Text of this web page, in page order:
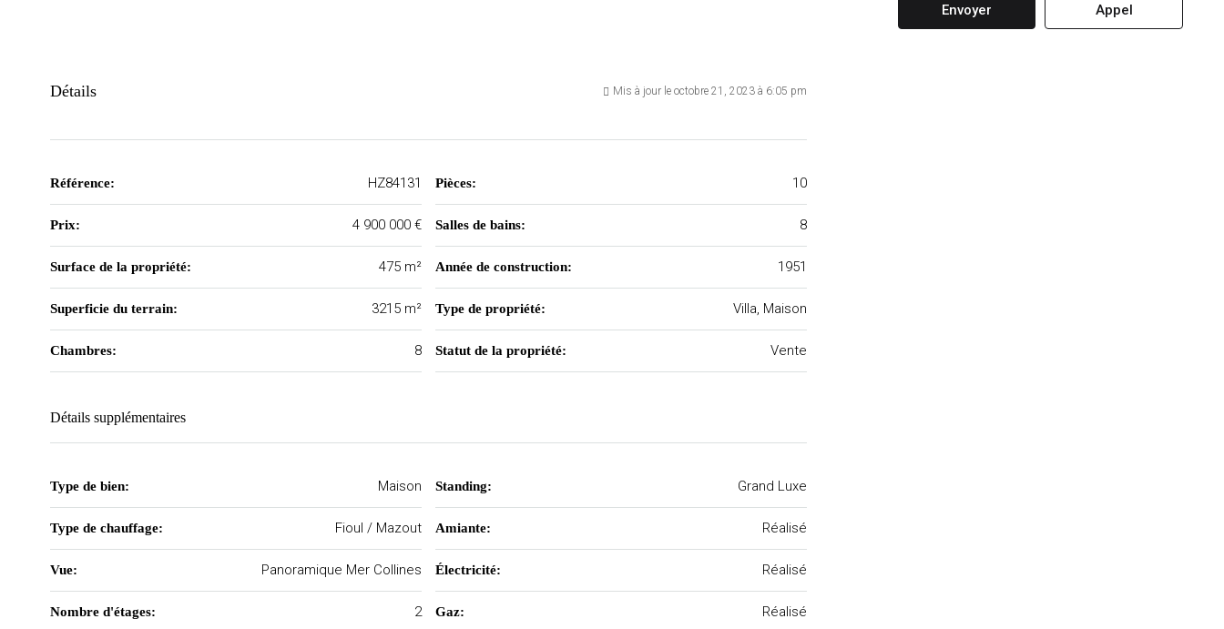
Détails Mis à jour le octobre 21, 2023 à 6:05 pm
Référence: HZ84131
Prix: 4 900 000 €
Surface de la propriété: 475 m²
Superficie du terrain: 3215 m²
Chambres: 8
Pièces: 10
Salles de bains: 8
Année de construction: 1951
Type de propriété: Villa, Maison
Statut de la propriété: Vente
Détails supplémentaires
Type de bien: Maison
Type de chauffage: Fioul / Mazout
Vue: Panoramique Mer Collines
Nombre d'étages: 2
Standing: Grand Luxe
Amiante: Réalisé
Électricité: Réalisé
Gaz: Réalisé
Envoyer Appel